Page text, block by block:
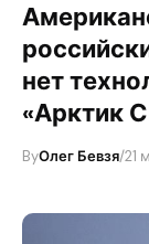
нет
«Арктик
ByОлег Бевзя/21